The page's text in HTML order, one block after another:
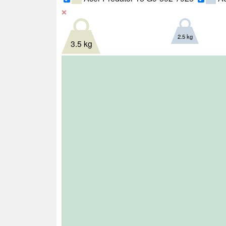
❌
3.5 kg
2.5 kg